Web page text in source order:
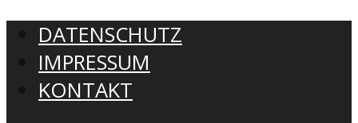
DATENSCHUTZ
IMPRESSUM
KONTAKT